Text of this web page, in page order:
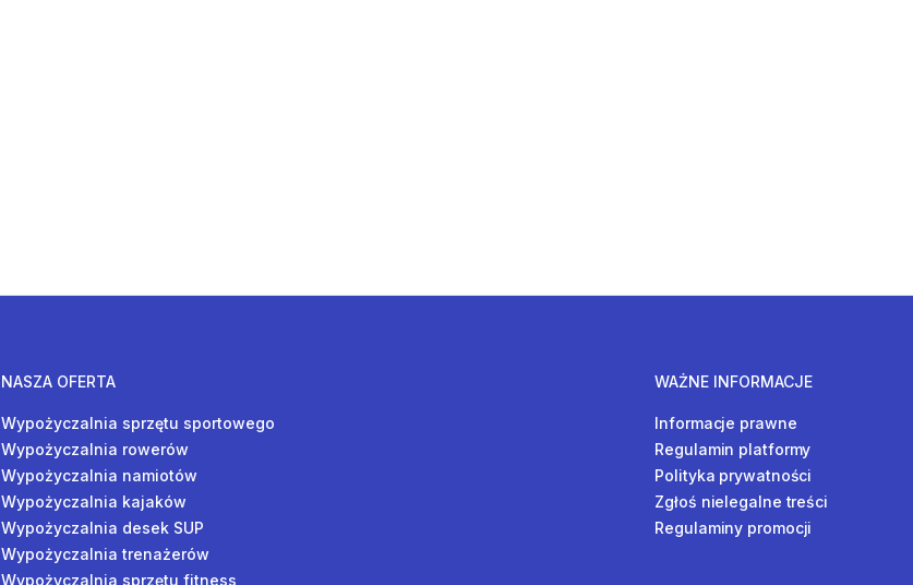
NASZA OFERTA
Wypożyczalnia sprzętu sportowego
Wypożyczalnia rowerów
Wypożyczalnia namiotów
Wypożyczalnia kajaków
Wypożyczalnia desek SUP
Wypożyczalnia trenażerów
Wypożyczalnia sprzętu fitness
WAŻNE INFORMACJE
Informacje prawne
Regulamin platformy
Polityka prywatności
Zgłoś nielegalne treści
Regulaminy promocji